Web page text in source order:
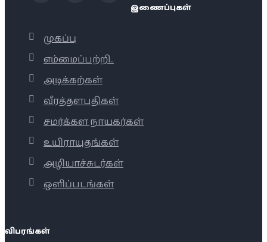
இணைப்புகள்
முகப்பு
எம்மைப்பற்றி..
அடிக்கற்கள்
வீரத்தளபதிகள்
சமர்க்கள நாயகர்கள்
உயிராயுதங்கள்
அழியாச்சுடர்கள்
ஒளிப்படங்கள்
விபரங்கள்